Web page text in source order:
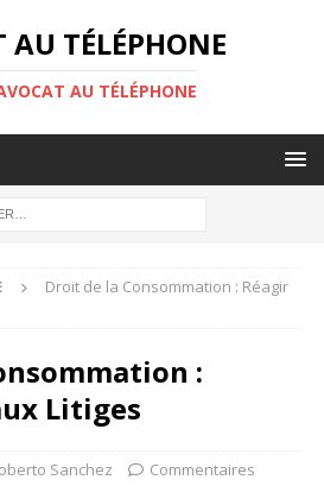
AU TÉLÉPHONE
AU TÉLÉPHONE
Droit de la Consommation : Réagir
:
Litiges
Sanchez
Commentaires